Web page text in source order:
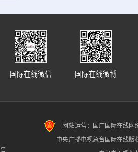
国际在线微博
国际在线微信
网站运营：国广国际在线网
中央广播电视总台国际在线